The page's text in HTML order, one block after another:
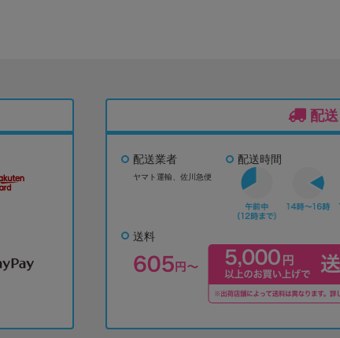
配送
配送業者
ヤマト運輸、佐川急便
配送時間
送料